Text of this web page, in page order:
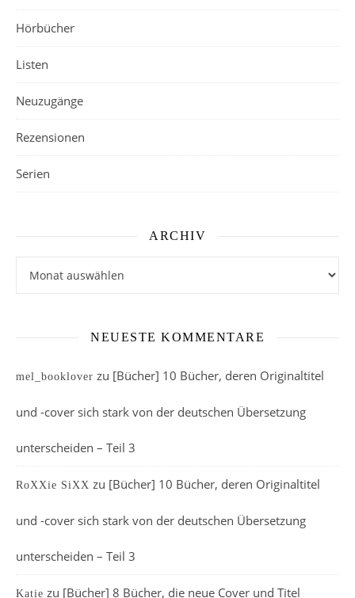
Hörbücher
Listen
Neuzugänge
Rezensionen
Serien
ARCHIV
NEUESTE KOMMENTARE
mel_booklover zu [Bücher] 10 Bücher, deren Originaltitel
und -cover sich stark von der deutschen Übersetzung
unterscheiden – Teil 3
RoXXie SiXX zu [Bücher] 10 Bücher, deren Originaltitel
und -cover sich stark von der deutschen Übersetzung
unterscheiden – Teil 3
Katie zu [Bücher] 8 Bücher, die neue Cover und Titel